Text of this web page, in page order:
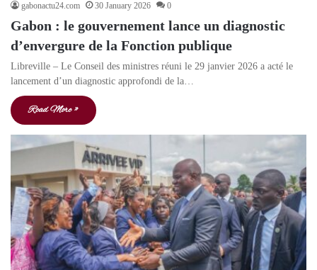
gabonactu24.com 30 January 2026 0
Gabon : le gouvernement lance un diagnostic
d’envergure de la Fonction publique
Libreville – Le Conseil des ministres réuni le 29 janvier 2026 a acté le
lancement d’un diagnostic approfondi de la…
Read More »